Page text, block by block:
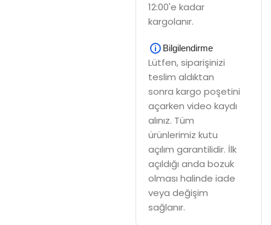
12:00'e kadar
kargolanır.
Bilgilendirme
Lütfen, siparişinizi
teslim aldıktan
sonra kargo poşetini
açarken video kaydı
alınız. Tüm
ürünlerimiz kutu
açılım garantilidir. İlk
açıldığı anda bozuk
olması halinde iade
veya değişim
sağlanır.